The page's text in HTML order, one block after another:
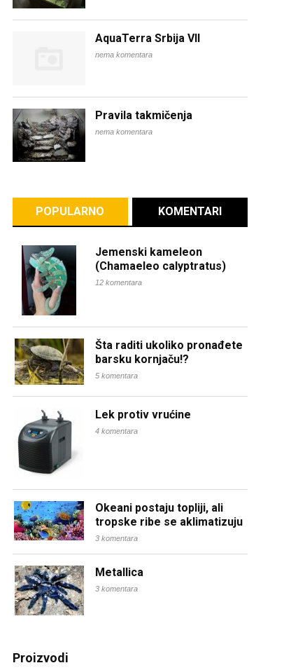
AquaTerra Srbija VII
nema komentara
Pravila takmičenja
nema komentara
POPULARNO KOMENTARI
Jemenski kameleon
(Chamaeleo calyptratus)
12 komentara
Šta raditi ukoliko pronađete
barsku kornjaču!?
5 komentara
Lek protiv vrućine
4 komentara
Okeani postaju topliji, ali
tropske ribe se aklimatizuju
3 komentara
Metallica
3 komentara
Proizvodi